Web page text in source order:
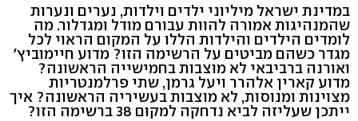
במדינת ישראל מיליוני ילדים וילדות, נערים ונערות
שהמנהיגות אמורה להוות עבורם מודל ומגדלור. מה
לומדים הילדים והילדות הללו על המקום הראוי לכל
מגדר כשהם מביטים על הרשימה הזו? מדוע חיימוביץ'
ואורנה ברביבאי לא מוצבות בחמישייה הראשונה?
מדוע קארין אלהרר ויעל גרמן, שתי פרלמנטריות
מצוינות ומנוסות, לא מוצבות בעשיריה הראשונה? איך
ייתכן שעליזה לביא נדחקה למקום 38 ברשימה הזו?